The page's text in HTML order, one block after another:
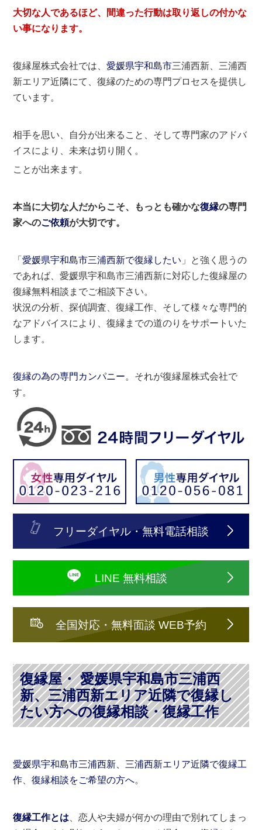
大切な人であるほど、間違った行動は取り返しの付かな
い事になります。
復縁屋株式会社では、愛媛県宇和島市三浦西新、三浦西
新エリア近隣にて、復縁のための専門プロセスを提供し
ています。
相手を思い、自分が出来ること、そして専門家のアドバ
イスにより、未来は切り開く。
ことが出来ます。
本当に大切な人だからこそ、もっとも確かな復縁の専門
家へのご依頼が大切です。
「愛媛県宇和島市三浦西新で復縁したい 」と強く思うの
であれば、愛媛県宇和島市三浦西新に対応した復縁屋の
復縁無料相談までご相談下さい。
状況の分析、探偵調査、復縁工作、そして様々な専門的
なアドバイスにより、復縁までの道のりをサポートいた
します。
復縁の為の専門カンパニー。それが復縁屋株式会社で
す。
フリーダイヤル・無料電話相談
LINE 無料相談
全国対応・無料面談 WEB予約
復縁屋・ 愛媛県宇和島市三浦西
新、三浦西新エリア近隣で復縁し
たい方への復縁相談・復縁工作
愛媛県宇和島市三浦西新、三浦西新エリア近隣で復縁工
作 、復縁相談をご希望の方へ。
復縁工作とは 、恋人や夫婦が何かの理由で別れてしまっ